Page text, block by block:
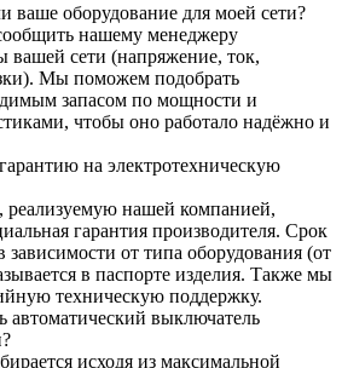
ваше оборудование для моей сети?
нашему менеджеру
вашей сети (напряжение, ток,
Мы поможем подобрать
запасом по мощности и
чтобы оно работало надёжно и
на электротехническую
нашей компанией,
гарантия производителя. Срок
зависимости от типа оборудования (от
в паспорте изделия. Также мы
техническую поддержку.
автоматический выключатель
исходя из максимальной